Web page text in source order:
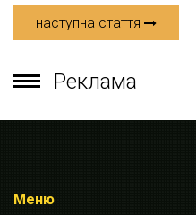
наступна стаття
Реклама
Меню